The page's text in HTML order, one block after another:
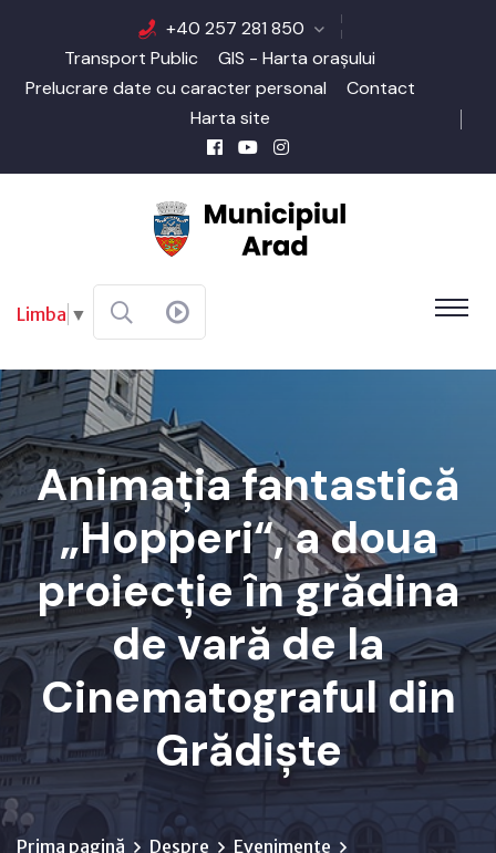
+40 257 281 850
Transport Public
GIS - Harta orașului
Prelucrare date cu caracter personal
Contact
Harta site
Limba ▼
Animația fantastică
„Hopperi“, a doua
proiecție în grădina
de vară de la
Cinematograful din
Grădiște
Prima pagină Despre
Evenimente